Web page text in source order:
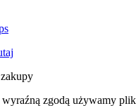
wyraźną zgodą używamy